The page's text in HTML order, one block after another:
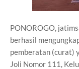
PONOROGO,
berhasil
pemberatan (curat)
Joli Nomor 111,